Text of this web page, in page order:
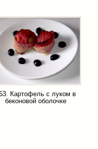
Картофель с луком в
беконовой оболочке